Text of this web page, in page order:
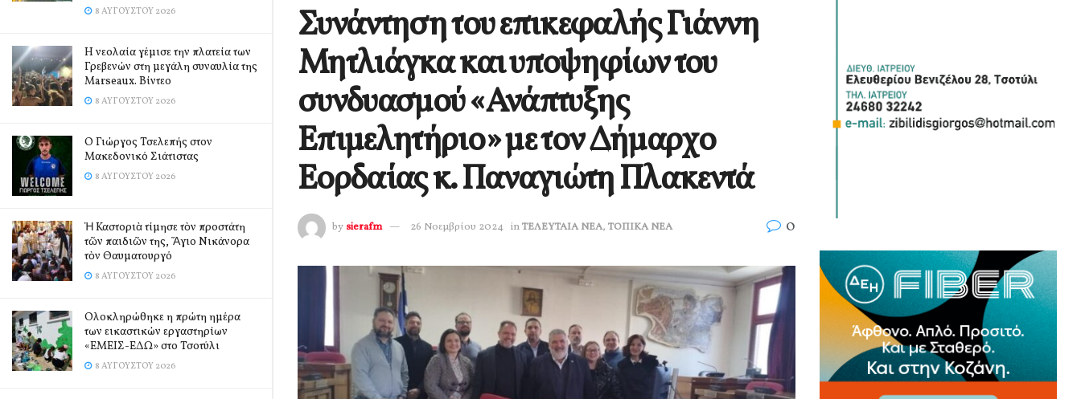
8 ΑΥΓΟΎΣΤΟΥ 2026
Η νεολαία γέμισε την πλατεία των
Γρεβενών στη μεγάλη συναυλία της
Marseaux. Βίντεο
8 ΑΥΓΟΎΣΤΟΥ 2026
Ο Γιώργος Τσελεπής στον
Μακεδονικό Σιάτιστας
8 ΑΥΓΟΎΣΤΟΥ 2026
Ἡ Καστοριὰ τίμησε τὸν προστάτη
τῶν παιδιῶν της, Ἅγιο Νικάνορα
τὸν Θαυματουργό
8 ΑΥΓΟΎΣΤΟΥ 2026
Ολοκληρώθηκε η πρώτη ημέρα
των εικαστικών εργαστηρίων
«ΕΜΕΙΣ-ΕΔΩ» στο Τσοτύλι
8 ΑΥΓΟΎΣΤΟΥ 2026
Συνάντηση του επικεφαλής Γιάννη
Μητλιάγκα και υποψηφίων του
συνδυασμού «Ανάπτυξης
Επιμελητήριο» με τον Δήμαρχο
Εορδαίας κ. Παναγιώτη Πλακεντά
by sierafm 26 Νοεμβρίου 2024 inΤΕΛΕΥΤΑΙΑ ΝΕΑ, ΤΟΠΙΚΑ ΝΕΑ 0